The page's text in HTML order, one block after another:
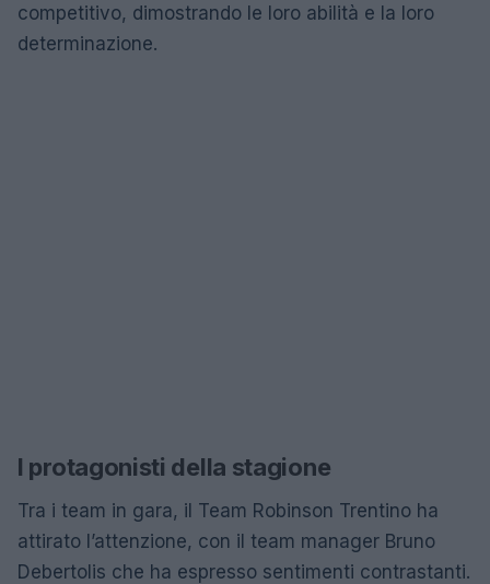
competitivo, dimostrando le loro abilità e la loro
determinazione.
I protagonisti della stagione
Tra i team in gara, il Team Robinson Trentino ha
attirato l’attenzione, con il team manager Bruno
Debertolis che ha espresso sentimenti contrastanti.